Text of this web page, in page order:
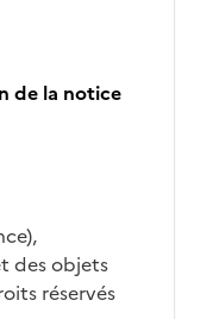
de la notice
des objets
réservés